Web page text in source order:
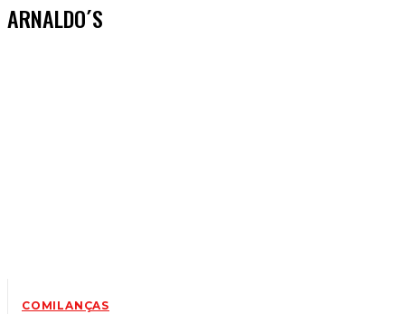
ARNALDO´S
COMILANÇAS